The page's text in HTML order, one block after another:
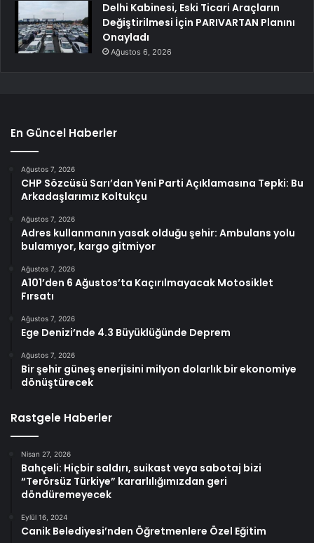
Delhi Kabinesi, Eski Ticari Araçların
Değiştirilmesi İçin PARIVARTAN Planını
Onayladı
Ağustos 6, 2026
En Güncel Haberler
Ağustos 7, 2026
CHP Sözcüsü Sarı’dan Yeni Parti Açıklamasına Tepki: Bu
Arkadaşlarımız Koltukçu
Ağustos 7, 2026
Adres kullanmanın yasak olduğu şehir: Ambulans yolu
bulamıyor, kargo gitmiyor
Ağustos 7, 2026
A101’den 6 Ağustos’ta Kaçırılmayacak Motosiklet
Fırsatı
Ağustos 7, 2026
Ege Denizi’nde 4.3 Büyüklüğünde Deprem
Ağustos 7, 2026
Bir şehir güneş enerjisini milyon dolarlık bir ekonomiye
dönüştürecek
Rastgele Haberler
Nisan 27, 2026
Bahçeli: Hiçbir saldırı, suikast veya sabotaj bizi
“Terörsüz Türkiye” kararlılığımızdan geri
döndüremeyecek
Eylül 16, 2024
Canik Belediyesi’nden Öğretmenlere Özel Eğitim